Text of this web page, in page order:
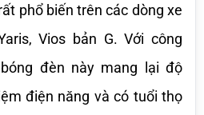
phổ biến trên các dòng xe
Vios bản G. Với công
đèn này mang lại độ
điện năng và có tuổi thọ